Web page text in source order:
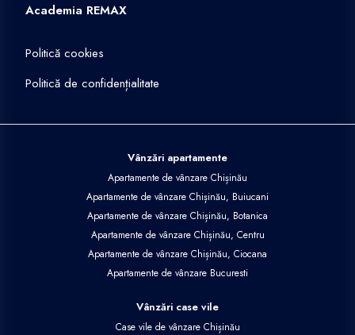
Academia REMAX
Politică cookies
Politică de confidențialitate
Vânzări apartamente
Apartamente de vânzare Chișinău
Apartamente de vânzare Chișinău, Buiucani
Apartamente de vânzare Chișinău, Botanica
Apartamente de vânzare Chișinău, Centru
Apartamente de vânzare Chișinău, Ciocana
Apartamente de vânzare Bucuresti
Vânzări case vile
Case vile de vânzare Chișinău